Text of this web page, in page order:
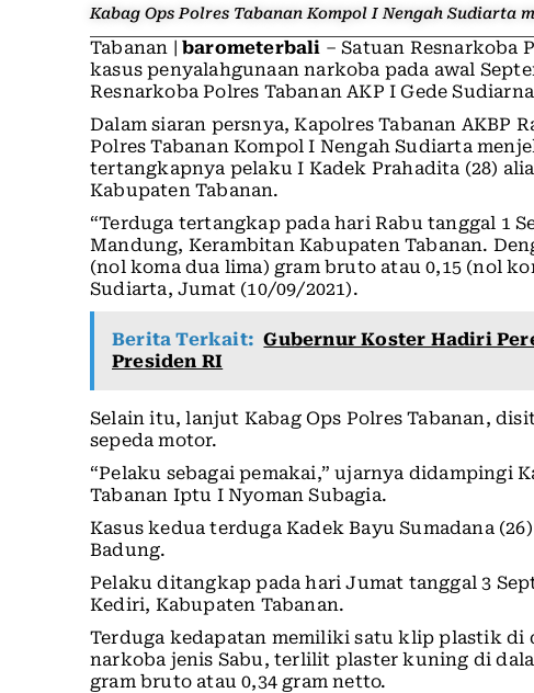
Kabag Ops Polres Tabanan Kompol I Nengah Sudiarta
Tabanan | barometerbali – Satuan Resnarkoba
kasus penyalahgunaan narkoba pada awal
Resnarkoba Polres Tabanan AKP I Gede
Dalam siaran persnya, Kapolres Tabanan AKBP
Polres Tabanan Kompol I Nengah Sudiarta
tertangkapnya pelaku I Kadek Prahadita (28)
Kabupaten Tabanan.
“Terduga tertangkap pada hari Rabu tanggal 1
Mandung, Kerambitan Kabupaten Tabanan.
(nol koma dua lima) gram bruto atau 0,15 (nol
Sudiarta, Jumat (10/09/2021).
Berita Terkait: Gubernur Koster Hadiri
Presiden RI
Selain itu, lanjut Kabag Ops Polres Tabanan,
sepeda motor.
“Pelaku sebagai pemakai,” ujarnya didampingi
Tabanan Iptu I Nyoman Subagia.
Kasus kedua terduga Kadek Bayu Sumadana
Badung.
Pelaku ditangkap pada hari Jumat tanggal 3
Kediri, Kabupaten Tabanan.
Terduga kedapatan memiliki satu klip plastik
narkoba jenis Sabu, terlilit plaster kuning di
gram bruto atau 0,34 gram netto.